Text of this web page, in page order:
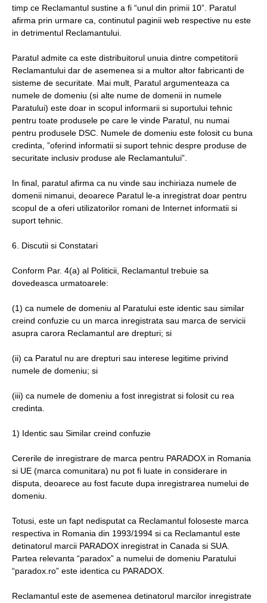
timp ce Reclamantul sustine a fi “unul din primii 10”. Paratul
afirma prin urmare ca, continutul paginii web respective nu este
in detrimentul Reclamantului.
Paratul admite ca este distribuitorul unuia dintre competitorii
Reclamantului dar de asemenea si a multor altor fabricanti de
sisteme de securitate. Mai mult, Paratul argumenteaza ca
numele de domeniu (si alte nume de domenii in numele
Paratului) este doar in scopul informarii si suportului tehnic
pentru toate produsele pe care le vinde Paratul, nu numai
pentru produsele DSC. Numele de domeniu este folosit cu buna
credinta, ”oferind informatii si suport tehnic despre produse de
securitate inclusiv produse ale Reclamantului”.
In final, paratul afirma ca nu vinde sau inchiriaza numele de
domenii nimanui, deoarece Paratul le-a inregistrat doar pentru
scopul de a oferi utilizatorilor romani de Internet informatii si
suport tehnic.
6. Discutii si Constatari
Conform Par. 4(a) al Politicii, Reclamantul trebuie sa
dovedeasca urmatoarele:
(1) ca numele de domeniu al Paratului este identic sau similar
creind confuzie cu un marca inregistrata sau marca de servicii
asupra carora Reclamantul are drepturi; si
(ii) ca Paratul nu are drepturi sau interese legitime privind
numele de domeniu; si
(iii) ca numele de domeniu a fost inregistrat si folosit cu rea
credinta.
1) Identic sau Similar creind confuzie
Cererile de inregistrare de marca pentru PARADOX in Romania
si UE (marca comunitara) nu pot fi luate in considerare in
disputa, deoarece au fost facute dupa inregistrarea numelui de
domeniu.
Totusi, este un fapt nedisputat ca Reclamantul foloseste marca
respectiva in Romania din 1993/1994 si ca Reclamantul este
detinatorul marcii PARADOX inregistrat in Canada si SUA.
Partea relevanta “paradox” a numelui de domeniu Paratului
“paradox.ro” este identica cu PARADOX.
Reclamantul este de asemenea detinatorul marcilor inregistrate